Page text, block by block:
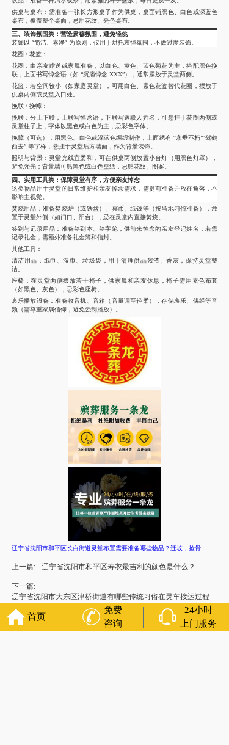
供桌与桌布：需准备一张长方形桌子作为供桌，桌面铺黑色、白色或深蓝色
桌布，覆盖整个桌面，忌用花纹、亮色桌布。
三、装饰氛围类：营造肃穆氛围，避免轻佻
装饰以 “简洁、素净” 为原则，仅用于烘托哀悼氛围，不做过度装饰。
花圈 / 花篮：
花圈：由亲友赠送或家属准备，以白色、黄色、蓝色菊花为主，搭配黑色挽
联，上面书写悼念语（如 “沉痛悼念 XXX”），通常摆放于灵堂两侧。
花篮：若空间较小（如家庭灵堂），可用白色、素色花篮替代花圈，摆放于
供桌两侧或灵堂入口处。
挽联 / 挽幛：
挽联：分上下联，上联写悼念语，下联写送联人姓名，可悬挂于花圈两侧或
灵堂柱子上，字体以黑色或白色为主，忌彩色字体。
挽幛（可选）：用黑色、白色或深蓝色绸缎制作，上面绣有 “永垂不朽”“驾鹤
西去” 等字样，悬挂于灵堂后方墙面，作为背景装饰。
照明与背景：灵堂光线宜柔和，可在供桌两侧放置小台灯（用黑色灯罩），
避免强光；背景墙可贴黑色或白色壁纸，忌贴花纹、图案。
四、实用工具类：保障灵堂有序，方便亲友悼念
这类物品用于灵堂的日常维护和亲友悼念需求，需提前准备并放在角落，不
影响主视觉。
焚烧用品 ：准备焚烧炉（或铁盆）、冥币、纸钱等（按当地习俗准备），放
置于灵堂外侧（如门口、阳台），忌在灵堂内直接焚烧。
签到与记录用品 ：准备签到本、签字笔，供前来悼念的亲友登记姓名；若需
记录礼金，需额外准备礼金簿和信封。
其他工具：
清洁用品：纸巾、湿巾、垃圾袋，用于清理供品残渣、香灰，保持灵堂整
洁。
座椅：在灵堂两侧摆放若干椅子，供家属和亲友休息，椅子需用素色布套
（如黑色、灰色），忌彩色座椅。
哀乐播放设备：准备收音机、音箱（音量调至轻柔），存储哀乐、佛经等音
频（需尊重家属信仰，避免强制播放）。
辽宁省沈阳市和平区长白街道灵堂布置需要准备哪些物品？迁坟，捡骨
上一篇: 辽宁省沈阳市和平区寿衣最吉利的颜色是什么？
下一篇:
辽宁省沈阳市大东区津桥街道有哪些传统习俗在灵车接运过程
中需要特别注意？丧葬一条龙
首页
免费
咨询
24小时
上门服务